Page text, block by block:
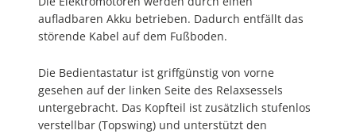
aufladbaren Akku betrieben. Dadurch entfällt das
störende Kabel auf dem Fußboden.
Die Bedientastatur ist griffgünstig von vorne
gesehen auf der linken Seite des Relaxsessels
untergebracht. Das Kopfteil ist zusätzlich stufenlos
verstellbar (Topswing) und unterstützt den